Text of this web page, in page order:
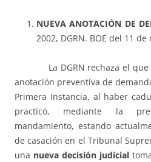
NUEVA ANOTACIÓN DE
2002, DGRN. BOE del 11 de
La DGRN rechaza el
anotación preventiva de
Primera Instancia, al haber
practicó, mediante la
mandamiento, estando
de casación en el Tribunal
una nueva decisión judicial